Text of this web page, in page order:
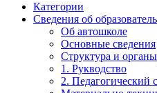
Категории
Сведения об
Об автошколе
Основные сведения
Структура и
1. Рукводство
2. Педагогический